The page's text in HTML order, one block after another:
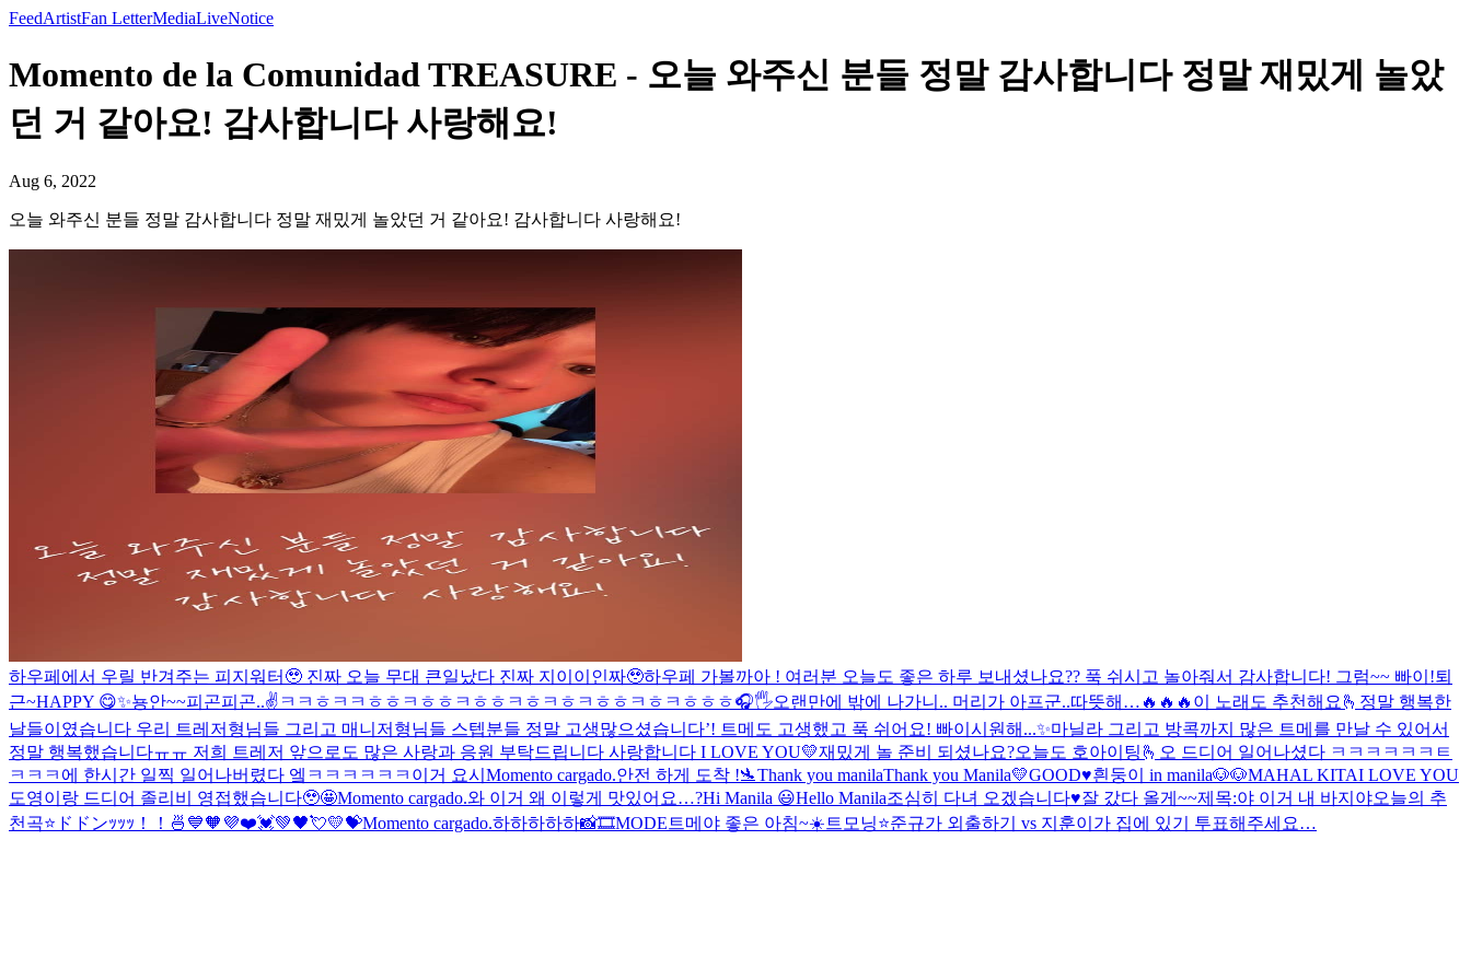
FeedArtistFan LetterMediaLiveNotice
Momento de la Comunidad TREASURE - 오늘 와주신 분들 정말 감사합니다 정말 재밌게 놀았
던 거 같아요! 감사합니다 사랑해요!
Aug 6, 2022
오늘 와주신 분들 정말 감사합니다 정말 재밌게 놀았던 거 같아요! 감사합니다 사랑해요!
하우페에서 우릴 반겨주는 피지워터🥹 진짜 오늘 무대 큰일났다 진짜 지이이인짜🥹하우페 가볼까아 ! 여러분 오늘도 좋은 하루 보내셨나요?? 푹 쉬시고 놀아줘서 감사합니다! 그럼~~ 빠이!퇴
근~HAPPY 😋✨뇽안~~피곤피곤..✌️ ㅋㅋㅎㅋㅋㅎㅎㅋㅎㅎㅋㅎㅎㅋㅎㅋㅎㅋㅎㅎㅋㅎㅋㅎㅎㅎ🎧🖐오랜만에 밖에 나가니.. 머리가 아프군..따뜻해… 🔥🔥🔥 이 노래도 추천해요🫰 정말 행복한
날들이였습니다 우리 트레저형님들 그리고 매니저형님들 스텝분들 정말 고생많으셨습니다’! 트메도 고생했고 푹 쉬어요! 빠이 시원해...✨마닐라 그리고 방콕까지 많은 트메를 만날 수 있어서
정말 행복했습니다ㅠㅠ 저희 트레저 앞으로도 많은 사랑과 응원 부탁드립니다 사랑합니다 I LOVE YOU💛재밌게 놀 준비 되셨나요?오늘도 호아이팅🫰 오 드디어 일어나셨다 ㅋㅋㅋㅋㅋㅋㅌ
ㅋㅋㅋ 에 한시간 일찍 일어나버렸다 엨ㅋㅋㅋㅋㅋㅋ이거 요시 Momento cargado.안전 하게 도착 !🛬Thank you manilaThank you Manila💛GOOD♥️흰둥이 in manila🐶🐶MAHAL KITAI LOVE YOU
도영이랑 드디어 졸리비 영접했습니다🥹🤩Momento cargado.와 이거 왜 이렇게 맛있어요…?Hi Manila 😃Hello Manila조심히 다녀 오겠습니다♥️잘 갔다 올게~~제목:야 이거 내 바지야오늘의 추
천곡⭐️ ドドンｯｯｯ！！🍜 💙🧡💜❤️💓💚🖤💘💛💝Momento cargado.하하하하하📸🎞MODE 트메야 좋은 아침~☀️ 트모닝⭐️준규가 외출하기 vs 지훈이가 집에 있기 투표해주세요…